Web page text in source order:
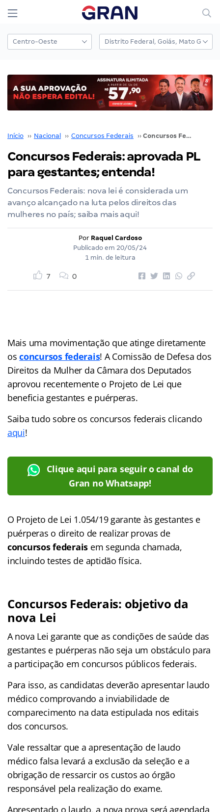
Início ›› Nacional ›› Concursos Federais ›› Concursos Federais: aprovada PL para gestantes; entenda!
Concursos Federais: aprovada PL
para gestantes; entenda!
Concursos Federais: nova lei é considerada um
avanço alcançado na luta pelos direitos das
mulheres no país; saiba mais aqui!
Por Raquel Cardoso
Publicado em 20/05/24
1 min. de leitura
7 0
Mais uma movimentação que atinge diretamente
osconcursos federais! A Comissão de Defesa dos
Direitos da Mulher da Câmara dos Deputados
aprovou recentemente o Projeto de Lei que
beneficia gestantes e puérperas.
Saiba tudo sobre os concursos federais clicando
aqui!
Clique aqui para seguir o canal do
Gran no Whatsapp!
O Projeto de Lei 1.054/19 garante às gestantes e
puérperas o direito de realizar provas de
concursos federais em segunda chamada,
incluindo testes de aptidão física.
Concursos Federais: objetivo da
nova Lei
A nova Lei garante que as condições de saúde das
gestantes e puérperas não seja um obstáculo para
a participação em concursos públicos federais.
Para isso, as candidatas deverão apresentar laudo
médico comprovando a inviabilidade de
comparecimento na data estipulada nos editais
dos concursos.
Vale ressaltar que a apresentação de laudo
médico falsa levará a exclusão da seleção e a
obrigação de ressarcir os custos ao órgão
responsável pela realização do exame.
Apresentado o laudo, a nova prova será agendada